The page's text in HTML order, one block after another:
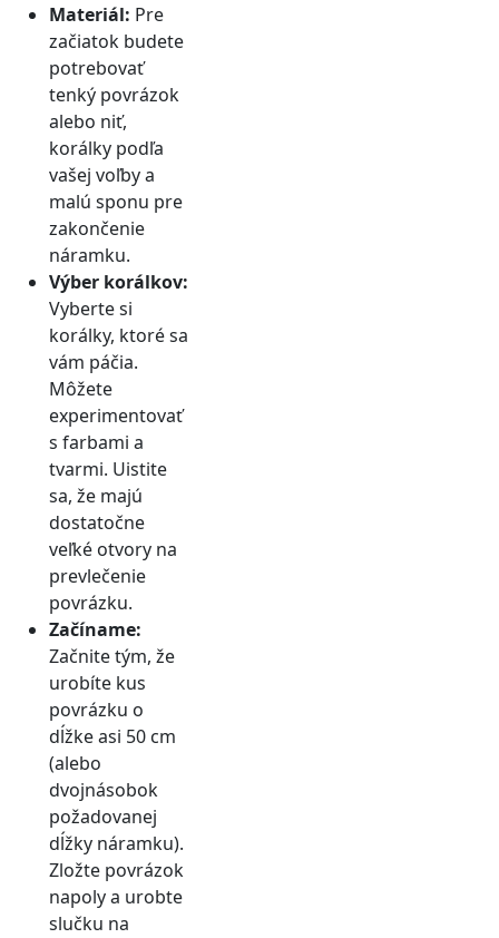
Materiál: Pre
začiatok budete
potrebovať
tenký povrázok
alebo niť,
korálky podľa
vašej voľby a
malú sponu pre
zakončenie
náramku.
Výber korálkov:
Vyberte si
korálky, ktoré sa
vám páčia.
Môžete
experimentovať
s farbami a
tvarmi. Uistite
sa, že majú
dostatočne
veľké otvory na
prevlečenie
povrázku.
Začíname:
Začnite tým, že
urobíte kus
povrázku o
dĺžke asi 50 cm
(alebo
dvojnásobok
požadovanej
dĺžky náramku).
Zložte povrázok
napoly a urobte
slučku na